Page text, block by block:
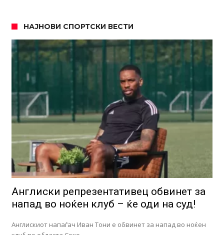
НАЈНОВИ СПОРТСКИ ВЕСТИ
Англиски репрезентативец обвинет за
напад во ноќен клуб – ќе оди на суд!
Англискиот напаѓач Иван Тони е обвинет за напад во ноќен